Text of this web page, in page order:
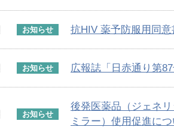
お知らせ 抗HIV 薬予防服用同意
お知らせ 広報誌「日赤通り第
お知らせ
後発医薬品（ジェネ
ミラー）使用促進につ